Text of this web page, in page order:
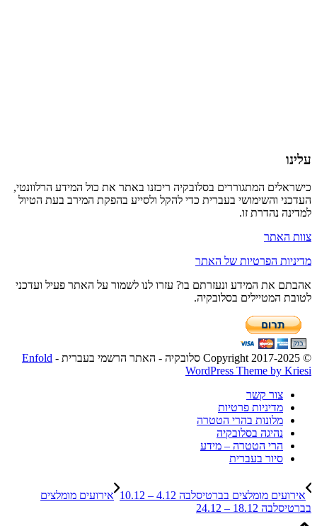
המתגוררים בסלובקיה ריכזנו באתר את כול המידע הרלוונטי,
והשימושי בעברית כדי להקל ולסייע בהפקת המירב בעת הטיול
נהדרת זו.
האתר
הפרטיות של האתר
את המידע ונעזרתם בו? עזרו לנו לשמור על האתר פעיל ועדכני
המטיילים בסלובקיה.
Enfold
WordPress Theme by
צור קשר
מדיניות פרטיות
מלונות בהרי הטטרה
נהיגה בסלובקיה
הרי הטטרה – מידע
סיור בעברית
מומלצים בברטיסלבה 4.12 – 10.12
אירועים מומלצים
18.12 – 24.12